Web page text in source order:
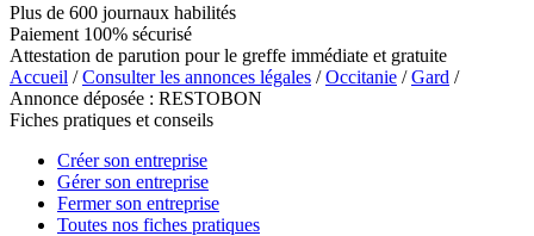
Plus de 600 journaux habilités
Paiement 100% sécurisé
Attestation de parution pour le greffe immédiate et gratuite
Accueil /Consulter les annonces légales /Occitanie /Gard /
Annonce déposée : RESTOBON
Fiches pratiques et conseils
Créer son entreprise
Gérer son entreprise
Fermer son entreprise
Toutes nos fiches pratiques